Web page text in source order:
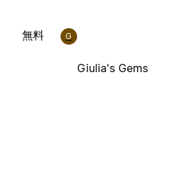
無料 G
Giulia's Gems